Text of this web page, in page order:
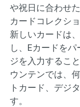
や祝日に合わせ
カードコレクシ
新しいカードは
し、Eカードを
ジを入力するこ
ウンテンでは、
トカード、デジ
す。